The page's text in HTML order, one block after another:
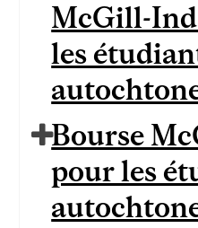
McGill-
les
Bourse
pour les